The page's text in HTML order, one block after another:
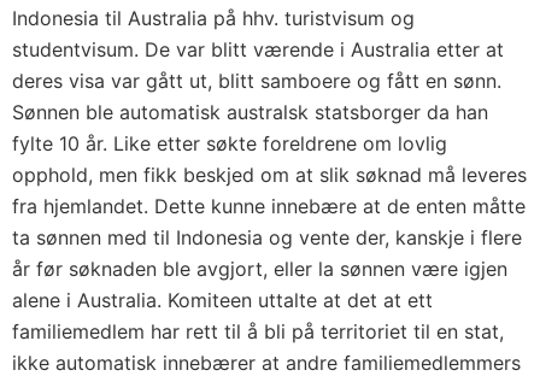
Indonesia til Australia på hhv. turistvisum og
studentvisum. De var blitt værende i Australia etter at
deres visa var gått ut, blitt samboere og fått en sønn.
Sønnen ble automatisk australsk statsborger da han
fylte 10 år. Like etter søkte foreldrene om lovlig
opphold, men fikk beskjed om at slik søknad må leveres
fra hjemlandet. Dette kunne innebære at de enten måtte
ta sønnen med til Indonesia og vente der, kanskje i flere
år før søknaden ble avgjort, eller la sønnen være igjen
alene i Australia. Komiteen uttalte at det at ett
familiemedlem har rett til å bli på territoriet til en stat,
ikke automatisk innebærer at andre familiemedlemmers